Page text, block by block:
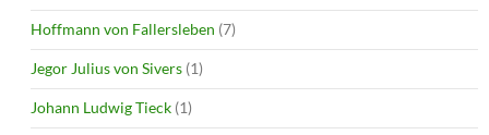
Hoffmann von Fallersleben (7)
Jegor Julius von Sivers (1)
Johann Ludwig Tieck (1)